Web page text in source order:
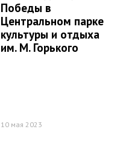
Победы в
Центральном парке
культуры и отдыха
им. М. Горького
10 мая 2023